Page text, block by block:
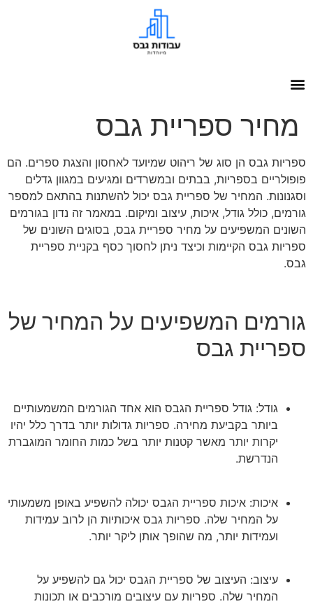
מחיר ספריית גבס
ספריות גבס הן סוג של ריהוט שמיועד לאחסון והצגת ספרים. הם
פופולריים בספריות, בבתים ובמשרדים ומגיעים במגוון גדלים
וסגנונות. המחיר של ספריית גבס יכול להשתנות בהתאם למספר
גורמים, כולל גודל, איכות, עיצוב ומיקום. במאמר זה נדון בגורמים
השונים המשפיעים על מחיר ספריית גבס, בסוגים השונים של
ספריות גבס הקיימות וכיצד ניתן לחסוך כסף בקניית ספריית
גבס.
גורמים המשפיעים על המחיר של
ספריית גבס
גודל: גודל ספריית הגבס הוא אחד הגורמים המשמעותיים
ביותר בקביעת מחירה. ספריות גדולות יותר בדרך כלל יהיו
יקרות יותר מאשר קטנות יותר בשל כמות החומר המוגברת
הנדרשת.
איכות: איכות ספריית הגבס יכולה להשפיע באופן משמעותי
על המחיר שלה. ספריות גבס איכותיות הן לרוב עמידות
ועמידות יותר, מה שהופך אותן ליקר יותר.
עיצוב: העיצוב של ספריית הגבס יכול גם להשפיע על
המחיר שלה. ספריות עם עיצובים מורכבים או תכונות